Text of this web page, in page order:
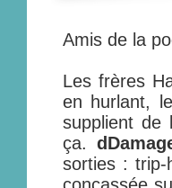
Amis de la
Les frères
en hurlant,
supplient de
ça.
sorties : trip-